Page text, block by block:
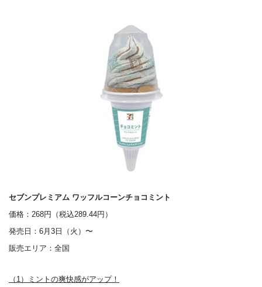
セブンプレミアム ワッフルコーンチョコミント
価格：268円（税込289.44円）
発売日：6月3日（火）〜
販売エリア：全国
（1）ミントの爽快感がアップ！